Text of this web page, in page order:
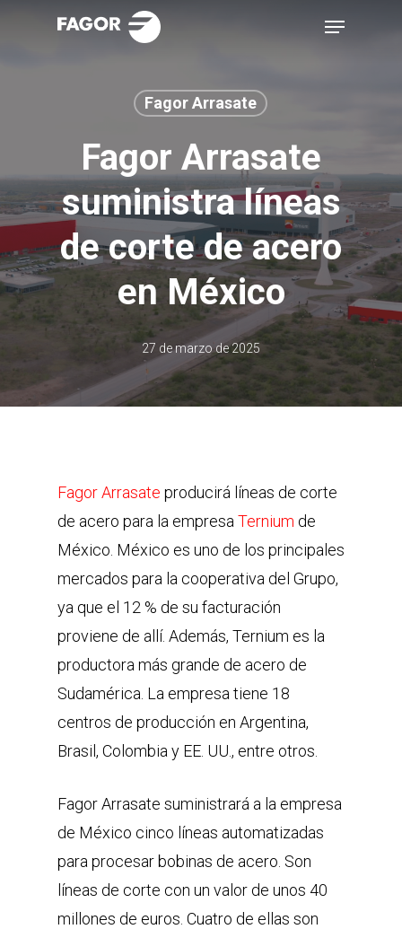
Menu
Fagor Arrasate
Fagor Arrasate
suministra líneas
de corte de acero
en México
27 de marzo de 2025
Fagor Arrasate producirá líneas de corte
de acero para la empresa Ternium de
México. México es uno de los principales
mercados para la cooperativa del Grupo,
ya que el 12 % de su facturación
proviene de allí. Además, Ternium es la
productora más grande de acero de
Sudamérica. La empresa tiene 18
centros de producción en Argentina,
Brasil, Colombia y EE. UU., entre otros.
Fagor Arrasate suministrará a la empresa
de México cinco líneas automatizadas
para procesar bobinas de acero. Son
líneas de corte con un valor de unos 40
millones de euros. Cuatro de ellas son